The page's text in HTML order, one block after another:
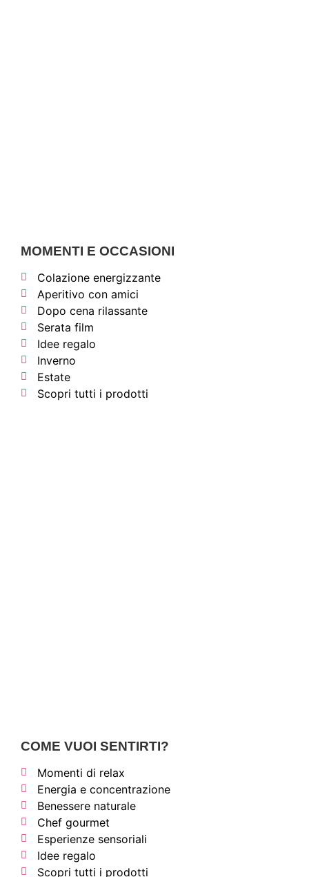
MOMENTI E OCCASIONI
Colazione energizzante
Aperitivo con amici
Dopo cena rilassante
Serata film
Idee regalo
Inverno
Estate
Scopri tutti i prodotti
COME VUOI SENTIRTI?
Momenti di relax
Energia e concentrazione
Benessere naturale
Chef gourmet
Esperienze sensoriali
Idee regalo
Scopri tutti i prodotti